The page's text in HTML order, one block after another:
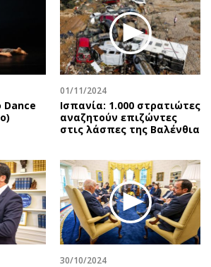
Dance
01/11/2024
Ισπανία: 1.000 στρατιώτες
αναζητούν επιζώντες
στις λάσπες της Βαλένθια
30/10/2024